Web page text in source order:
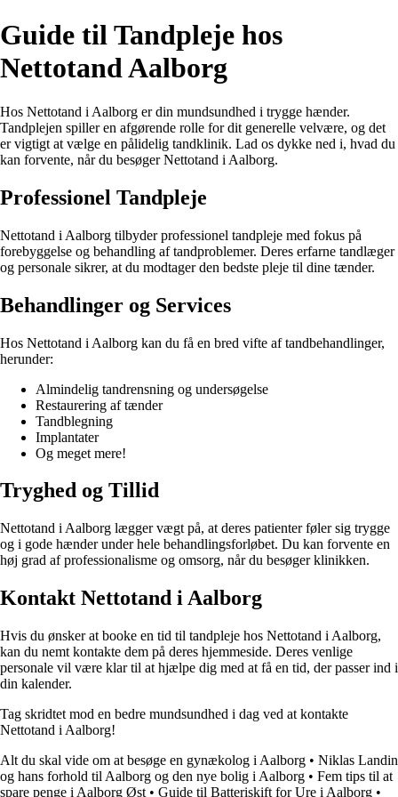
Guide til Tandpleje hos
Nettotand Aalborg
Hos Nettotand i Aalborg er din mundsundhed i trygge hænder.
Tandplejen spiller en afgørende rolle for dit generelle velvære, og det
er vigtigt at vælge en pålidelig tandklinik. Lad os dykke ned i, hvad du
kan forvente, når du besøger Nettotand i Aalborg.
Professionel Tandpleje
Nettotand i Aalborg tilbyder professionel tandpleje med fokus på
forebyggelse og behandling af tandproblemer. Deres erfarne tandlæger
og personale sikrer, at du modtager den bedste pleje til dine tænder.
Behandlinger og Services
Hos Nettotand i Aalborg kan du få en bred vifte af tandbehandlinger,
herunder:
Almindelig tandrensning og undersøgelse
Restaurering af tænder
Tandblegning
Implantater
Og meget mere!
Tryghed og Tillid
Nettotand i Aalborg lægger vægt på, at deres patienter føler sig trygge
og i gode hænder under hele behandlingsforløbet. Du kan forvente en
høj grad af professionalisme og omsorg, når du besøger klinikken.
Kontakt Nettotand i Aalborg
Hvis du ønsker at booke en tid til tandpleje hos Nettotand i Aalborg,
kan du nemt kontakte dem på deres hjemmeside. Deres venlige
personale vil være klar til at hjælpe dig med at få en tid, der passer ind i
din kalender.
Tag skridtet mod en bedre mundsundhed i dag ved at kontakte
Nettotand i Aalborg!
Alt du skal vide om at besøge en gynækolog i Aalborg • Niklas Landin
og hans forhold til Aalborg og den nye bolig i Aalborg • Fem tips til at
spare penge i Aalborg Øst • Guide til Batteriskift for Ure i Aalborg •